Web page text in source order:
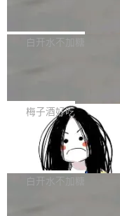
获配9...
题，该问题可能导致在
P）！这一里程碑不仅标
长期停止内容更新，未
提交的编辑请求也长期
pedia 于去年底上线，
容的百科平台，被马斯
维基百科的替代方案。
热门页面还是低关注度
白开水不加糖
是这样的：配
声明 LocaleResolver、
erceptor…五六步之后
本。 Solon 换了个方式
梅子酒好吃
Apache Doris 4.1 全
支持 UPDATE、
erg V3
Apache Doris 4.1 要补
半。在已有查询能力的
白开水不加糖